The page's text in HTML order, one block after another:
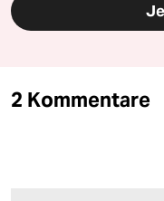
2 Kommentare